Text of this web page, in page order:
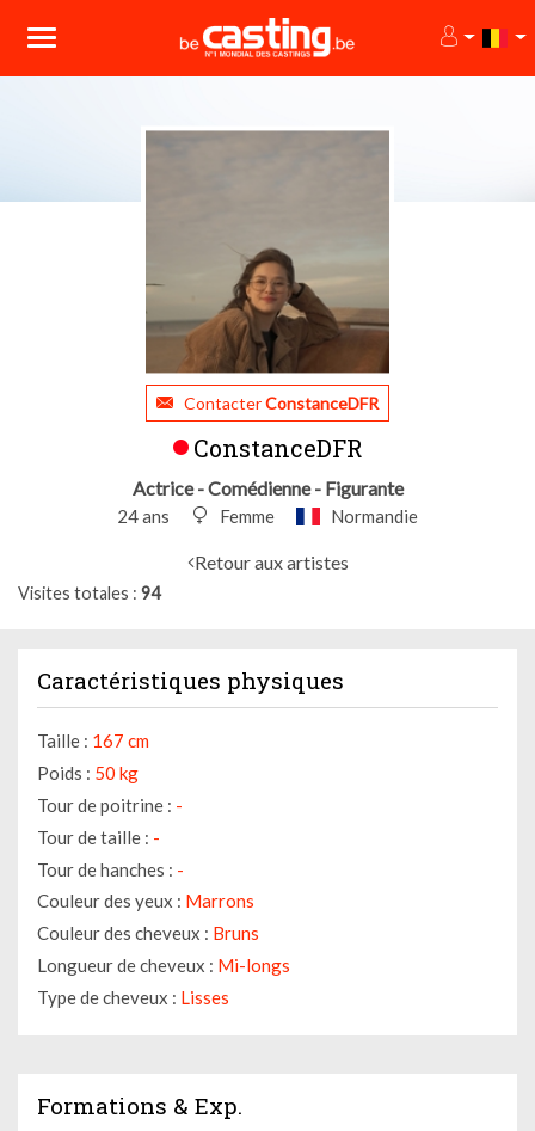
ContacterConstanceDFR
ConstanceDFR
Actrice - Comédienne - Figurante
24 ans Femme Normandie
Retour aux artistes
Visites totales 94
Caractéristiques physiques
Taille : 167 cm
Poids : 50 kg
Tour de poitrine : -
Tour de taille : -
Tour de hanches : -
Couleur des yeux : Marrons
Couleur des cheveux : Bruns
Longueur de cheveux : Mi-longs
Type de cheveux : Lisses
Formations & Exp.